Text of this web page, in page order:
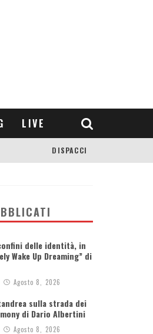
LIVE
DISPACCI
confini delle identità, in
Wake Up Dreaming” di
Agosto 8, 2026
sulla strada dei
di Dario Albertini
Agosto 8, 2026